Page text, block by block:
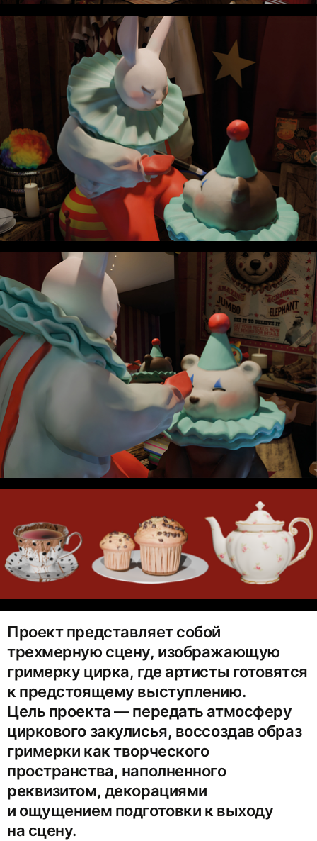
Проект представляет собой
трехмерную сцену, изображающую
гримерку цирка, где артисты готовятся
к предстоящему выступлению.
Цель проекта — передать атмосферу
циркового закулисья, воссоздав образ
гримерки как творческого
пространства, наполненного
реквизитом, декорациями
и ощущением подготовки к выходу
на сцену.